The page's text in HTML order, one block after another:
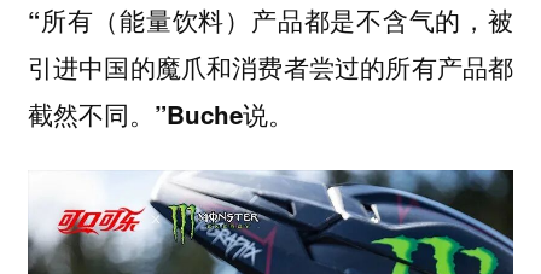
“所有（能量饮料）产品都是不含气的，被
引进中国的魔爪和消费者尝过的所有产品都
截然不同。”Buche说。